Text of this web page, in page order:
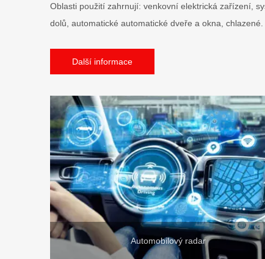
Oblasti použití zahrnují: venkovní elektrická zařízení,
dolů, automatické automatické dveře a okna, chlazené.
Další informace
Automobilový radar